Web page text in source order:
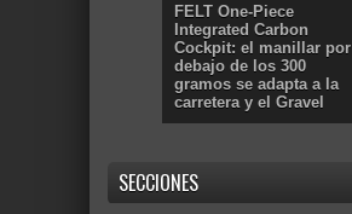
FELT One-Piece
Integrated Carbon
Cockpit: el manillar por
debajo de los 300
gramos se adapta a la
carretera y el Gravel
SECCIONES